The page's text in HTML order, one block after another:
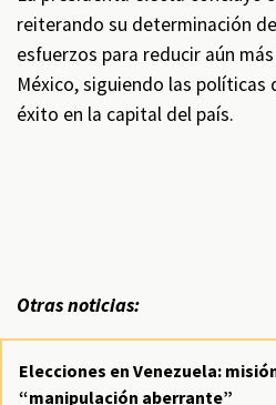
reiterando su determinación
esfuerzos para reducir aún
México, siguiendo las políticas
éxito en la capital del país.
Otras noticias:
Elecciones en Venezuela:
“manipulación aberrante”